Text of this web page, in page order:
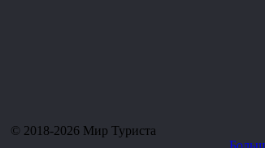
© 2018-2026 Мир Туриста